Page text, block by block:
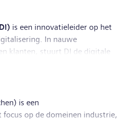
is een innovatieleider op het
In nauwe
klanten, stuurt DI de digitale
maakindustrieën aan. Met zijn
om de volledige
digitaliseren. Geoptimaliseerd
is een
op de domeinen industrie,